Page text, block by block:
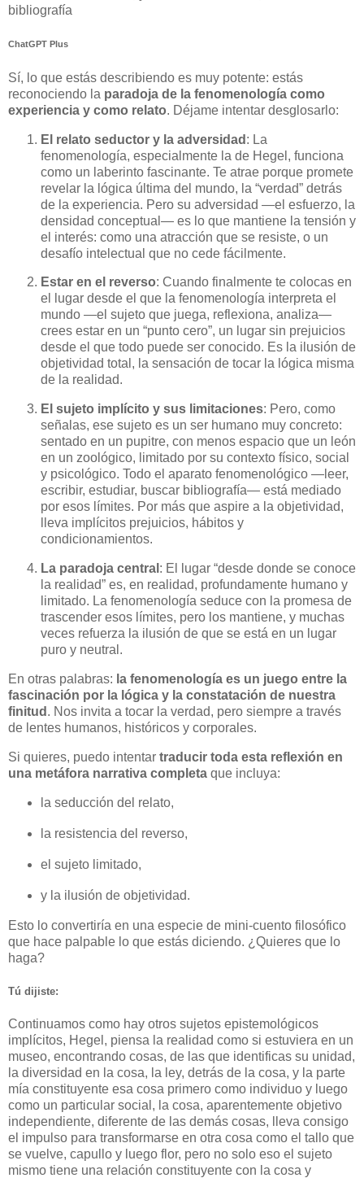
bibliografía
ChatGPT Plus
Sí, lo que estás describiendo es muy potente: estás
reconociendo la paradoja de la fenomenología como
experiencia y como relato. Déjame intentar desglosarlo:
El relato seductor y la adversidad : La
fenomenología, especialmente la de Hegel, funciona
como un laberinto fascinante. Te atrae porque promete
revelar la lógica última del mundo, la “verdad” detrás
de la experiencia. Pero su adversidad —el esfuerzo, la
densidad conceptual— es lo que mantiene la tensión y
el interés: como una atracción que se resiste, o un
desafío intelectual que no cede fácilmente.
Estar en el reverso: Cuando finalmente te colocas en
el lugar desde el que la fenomenología interpreta el
mundo —el sujeto que juega, reflexiona, analiza—
crees estar en un “punto cero”, un lugar sin prejuicios
desde el que todo puede ser conocido. Es la ilusión de
objetividad total, la sensación de tocar la lógica misma
de la realidad.
El sujeto implícito y sus limitaciones: Pero, como
señalas, ese sujeto es un ser humano muy concreto:
sentado en un pupitre, con menos espacio que un león
en un zoológico, limitado por su contexto físico, social
y psicológico. Todo el aparato fenomenológico —leer,
escribir, estudiar, buscar bibliografía— está mediado
por esos límites. Por más que aspire a la objetividad,
lleva implícitos prejuicios, hábitos y
condicionamientos.
La paradoja central : El lugar “desde donde se conoce
la realidad” es, en realidad, profundamente humano y
limitado. La fenomenología seduce con la promesa de
trascender esos límites, pero los mantiene, y muchas
veces refuerza la ilusión de que se está en un lugar
puro y neutral.
En otras palabras: la fenomenología es un juego entre la
fascinación por la lógica y la constatación de nuestra
finitud . Nos invita a tocar la verdad, pero siempre a través
de lentes humanos, históricos y corporales.
Si quieres, puedo intentar traducir toda esta reflexión en
una metáfora narrativa completa que incluya:
la seducción del relato,
la resistencia del reverso,
el sujeto limitado,
y la ilusión de objetividad.
Esto lo convertiría en una especie de mini-cuento filosófico
que hace palpable lo que estás diciendo. ¿Quieres que lo
haga?
Tú dijiste:
Continuamos como hay otros sujetos epistemológicos
implícitos, Hegel, piensa la realidad como si estuviera en un
museo, encontrando cosas, de las que identificas su unidad,
la diversidad en la cosa, la ley, detrás de la cosa, y la parte
mía constituyente esa cosa primero como individuo y luego
como un particular social, la cosa, aparentemente objetivo
independiente, diferente de las demás cosas, lleva consigo
el impulso para transformarse en otra cosa como el tallo que
se vuelve, capullo y luego flor, pero no solo eso el sujeto
mismo tiene una relación constituyente con la cosa y